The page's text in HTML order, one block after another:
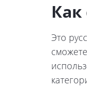
Это